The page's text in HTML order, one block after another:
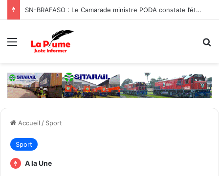
SN-BRAFASO : Le Camarade ministre PODA constate l’état des travaux du canal d’évacuation des eaux
Menu
Accueil / Sport
Sport
A la Une